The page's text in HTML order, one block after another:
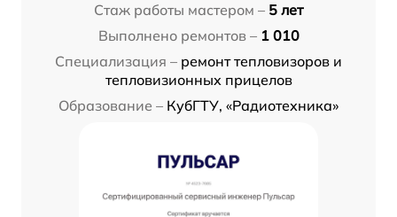
Стаж работы мастером – 5 лет
Выполнено ремонтов – 1 010
Специализация – ремонт тепловизоров и
тепловизионных прицелов
Образование – КубГТУ, «Радиотехника»